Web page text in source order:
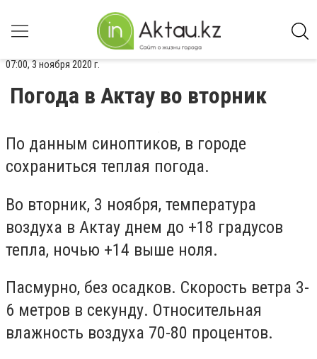
07:00, 3 ноября 2020 г.
Погода в Актау во вторник
По данным синоптиков, в городе
сохраниться теплая погода.
Во вторник, 3 ноября, температура
воздуха в Актау днем до +18 градусов
тепла, ночью +14 выше ноля.
Пасмурно, без осадков. Скорость ветра 3-
6 метров в секунду. Относительная
влажность воздуха 70-80 процентов.